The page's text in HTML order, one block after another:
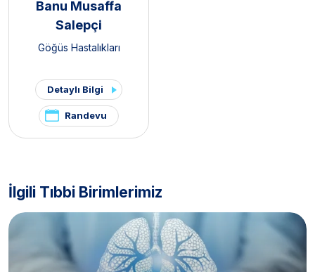
Banu Musaffa
Salepçi
Göğüs Hastalıkları
Detaylı Bilgi
Randevu
İlgili Tıbbi Birimlerimiz